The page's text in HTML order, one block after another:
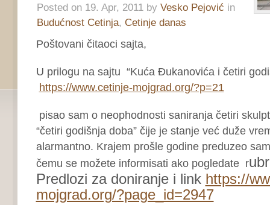
Posted on 19. Apr, 2011 by Vesko Pejović in
Budućnost Cetinja, Cetinje danas
Poštovani čitaoci sajta,
U prilogu na sajtu “Kuća Đukanovića i četiri
https://www.cetinje-mojgrad.org/?p=21
pisao sam o neophodnosti saniranja četiri
“četiri godišnja doba” čije je stanje već duže
alarmantno. Krajem prošle godine preduzeo
čemu se možete informisati ako pogledate r
Predlozi za doniranje i link https://
mojgrad.org/?page_id=2947